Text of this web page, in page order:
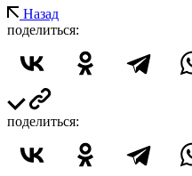
Назад
поделиться:
поделиться: